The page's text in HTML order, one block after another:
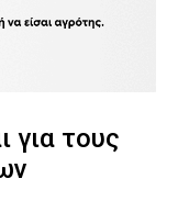
για τους